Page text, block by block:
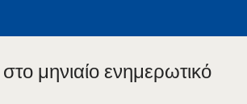
μηνιαίο ενημερωτικό